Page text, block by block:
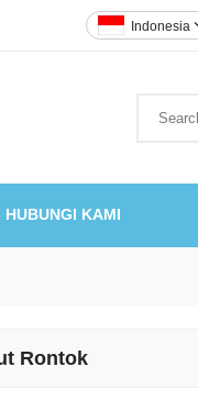
Indonesia
HUBUNGI KAMI
Rontok